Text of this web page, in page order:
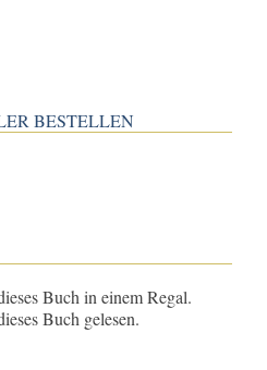
BESTELLEN
Buch in einem Regal.
Buch gelesen.